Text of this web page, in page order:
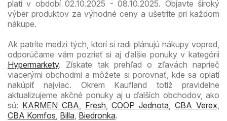
platí v období 02.10.2025 - 08.10.2025. Objavte široký
výber produktov za výhodné ceny a ušetrite pri každom
nákupe.
Ak patríte medzi tých, ktorí si radi plánujú nákupy vopred,
odporúčame vám pozrieť si aj ďalšie ponuky v kategórii
Hypermarkety. Získate tak prehľad o zľavách naprieč
viacerými obchodmi a môžete si porovnať, kde sa oplatí
nakúpiť najviac. Okrem Kaufland totiž pravidelne
aktualizujeme akčné ponuky aj u ďalších obchodov, ako
sú: KARMEN CBA Fresh,COOP Jednota ,CBA Verex
CBA Komfos Billa Biedronka.